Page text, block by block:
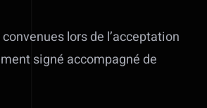
lors de l’acceptation
signé accompagné de